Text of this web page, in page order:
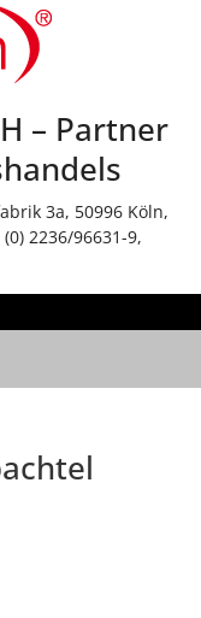
– Partner
3a, 50996 Köln,
2236/96631-9,